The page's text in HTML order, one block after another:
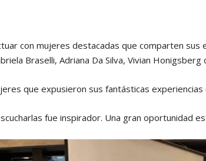
con mujeres destacadas que comparten sus
Braselli, Adriana Da Silva, Vivian
que expusieron sus fantásticas experiencias
fue inspirador. Una gran oportunidad